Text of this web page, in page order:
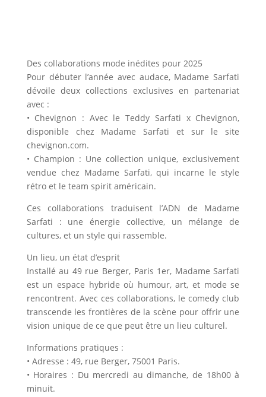
Des collaborations mode inédites pour 2025
Pour débuter l’année avec audace, Madame Sarfati
dévoile deux collections exclusives en partenariat
avec :
• Chevignon : Avec le Teddy Sarfati x Chevignon,
disponible chez Madame Sarfati et sur le site
chevignon.com.
• Champion : Une collection unique, exclusivement
vendue chez Madame Sarfati, qui incarne le style
rétro et le team spirit américain.
Ces collaborations traduisent l’ADN de Madame
Sarfati : une énergie collective, un mélange de
cultures, et un style qui rassemble.
Un lieu, un état d’esprit
Installé au 49 rue Berger, Paris 1er, Madame Sarfati
est un espace hybride où humour, art, et mode se
rencontrent. Avec ces collaborations, le comedy club
transcende les frontières de la scène pour offrir une
vision unique de ce que peut être un lieu culturel.
Informations pratiques :
• Adresse : 49, rue Berger, 75001 Paris.
• Horaires : Du mercredi au dimanche, de 18h00 à
minuit.